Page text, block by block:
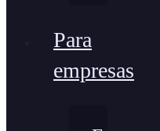
Para
empresas